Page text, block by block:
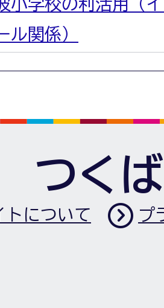
小学校の利活用（
ル関係）
つく
トについて プ